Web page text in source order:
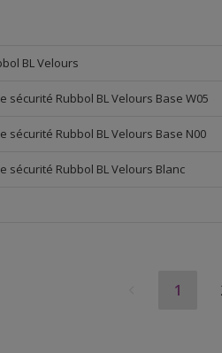
BL Velours
sécurité Rubbol BL Velours Base W05
sécurité Rubbol BL Velours Base N00
sécurité Rubbol BL Velours Blanc
1